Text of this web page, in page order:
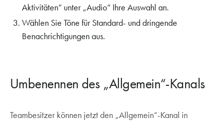
Aktivitäten“ unter „Audio“ Ihre Auswahl an.
Wählen Sie Töne für Standard- und dringende
Benachrichtigungen aus.
Umbenennen des „Allgemein“-Kanals
Teambesitzer können jetzt den „Allgemein“-Kanal in